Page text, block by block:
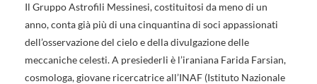
Il Gruppo Astrofili Messinesi, costituitosi da meno di un
anno, conta già più di una cinquantina di soci appassionati
dell’osservazione del cielo e della divulgazione delle
meccaniche celesti. A presiederli è l’iraniana Farida Farsian,
cosmologa, giovane ricercatrice all’INAF (Istituto Nazionale